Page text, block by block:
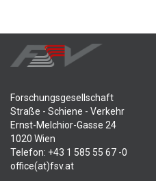
Forschungsgesellschaft
Straße - Schiene - Verkehr
Ernst-Melchior-Gasse 24
1020 Wien
Telefon: +43 1 585 55 67 -0
office(at)fsv.at